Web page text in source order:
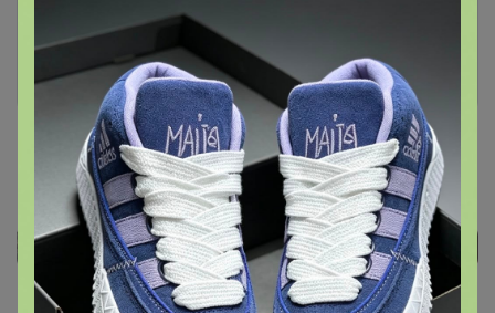
Войти Зарегистрироваться
Реклама